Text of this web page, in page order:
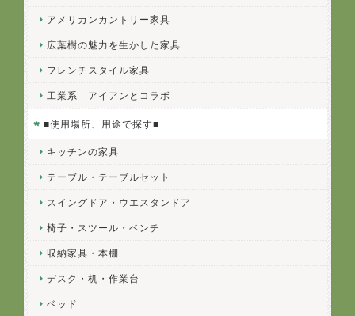
アメリカンカントリー家具
広葉樹の魅力を生かした家具
フレンチスタイル家具
工業系 アイアンとコラボ
■使用場所、用途で探す■
キッチンの家具
テーブル・テーブルセット
スイングドア・ウエスタンドア
椅子・スツール・ベンチ
収納家具・本棚
デスク・机・作業台
ベッド